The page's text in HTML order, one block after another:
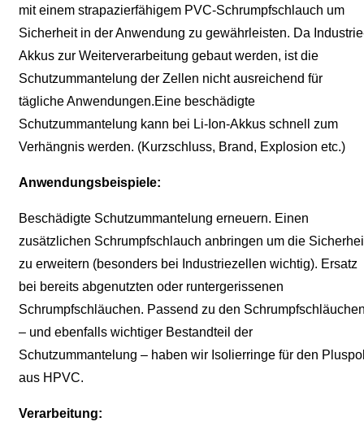
mit einem strapazierfähigem PVC-Schrumpfschlauch um
Sicherheit in der Anwendung zu gewährleisten. Da
Akkus zur Weiterverarbeitung gebaut werden, ist die
Schutzummantelung der Zellen nicht ausreichend für
tägliche Anwendungen.Eine beschädigte
Schutzummantelung kann bei Li-Ion-Akkus schnell zum
Verhängnis werden. (Kurzschluss, Brand, Explosion etc.)
Anwendungsbeispiele:
Beschädigte Schutzummantelung erneuern. Einen
zusätzlichen Schrumpfschlauch anbringen um die
zu erweitern (besonders bei Industriezellen wichtig). Ersatz
bei bereits abgenutzten oder runtergerissenen
Schrumpfschläuchen. Passend zu den
– und ebenfalls wichtiger Bestandteil der
Schutzummantelung – haben wir Isolierringe für den
aus HPVC.
Verarbeitung: